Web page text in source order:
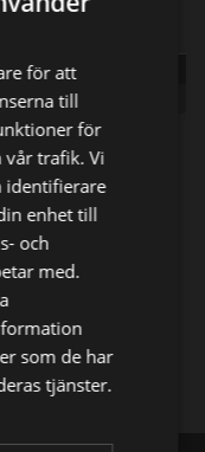
kocken
säger nej
E-postadress
för att
till
för
vår trafik. Vi
identifierare
enhet till
och
med.
som de har
tjänster.